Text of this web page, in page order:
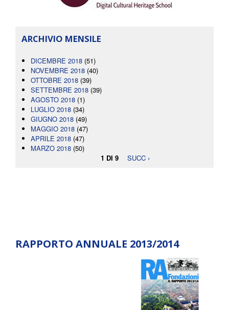
ARCHIVIO MENSILE
DICEMBRE 2018 (51)
NOVEMBRE 2018 (40)
OTTOBRE 2018 (39)
SETTEMBRE 2018 (39)
AGOSTO 2018 (1)
LUGLIO 2018 (34)
GIUGNO 2018 (49)
MAGGIO 2018 (47)
APRILE 2018 (47)
MARZO 2018 (50)
1 DI 9
SUCC ›
RAPPORTO ANNUALE 2013/2014